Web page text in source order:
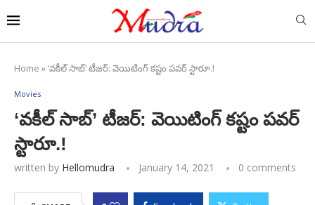
Home »‘వకీల్‌ సాబ్‌’ టీజర్‌: వెయిటింగ్‌ కష్టం పవర్‌ స్టారూ.!
Movies
‘వకీల్‌ సాబ్‌’ టీజర్‌: వెయిటింగ్‌ కష్టం పవర్‌
స్టారూ.!
written by Hellomudra January 14, 2021 0 comments